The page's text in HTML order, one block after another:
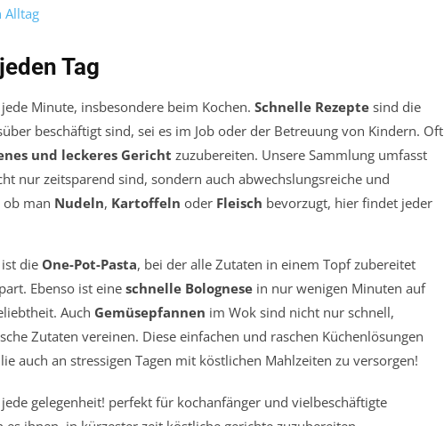
Alltag
Tag
Minute, insbesondere beim Kochen. Schnelle Rezepte sind die
beschäftigt sind, sei es im Job oder der Betreuung von Kindern. Oft
und leckeres Gericht zuzubereiten. Unsere Sammlung umfasst
nur zeitsparend sind, sondern auch abwechslungsreiche und
ob man Nudeln, Kartoffeln oder Fleisch bevorzugt, hier findet jeder
die One-Pot-Pasta, bei der alle Zutaten in einem Topf zubereitet
Ebenso ist eine schnelle Bolognese in nur wenigen Minuten auf
Auch Gemüsepfannen im Wok sind nicht nur schnell,
Zutaten vereinen. Diese einfachen und raschen Küchenlösungen
auch an stressigen Tagen mit köstlichen Mahlzeiten zu versorgen!